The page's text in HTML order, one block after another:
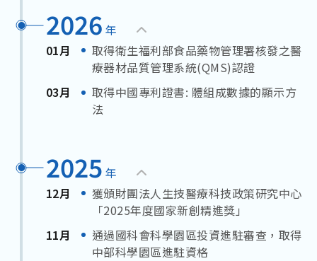
2026 年
01月
取得衛生福利部食品藥物管理署核發之醫
療器材品質管理系統(QMS)認證
03月
取得中國專利證書: 體組成數據的顯示方
法
2025 年
12月
獲頒財團法人生技醫療科技政策研究中心
「2025年度國家新創精進獎」
11月
通過國科會科學園區投資進駐審查，取得
中部科學園區進駐資格